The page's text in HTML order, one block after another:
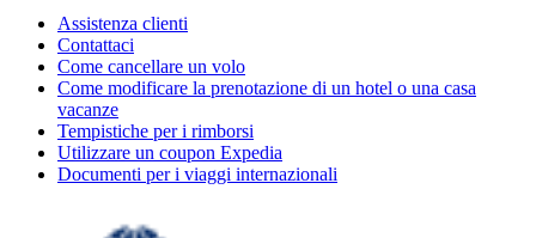
Assistenza clienti
Contattaci
Come cancellare un volo
Come modificare la prenotazione di un hotel o una casa
vacanze
Tempistiche per i rimborsi
Utilizzare un coupon Expedia
Documenti per i viaggi internazionali